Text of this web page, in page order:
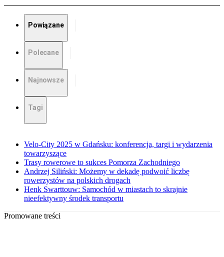
Powiązane
Polecane
Najnowsze
Tagi
Velo-City 2025 w Gdańsku: konferencja, targi i wydarzenia
towarzyszące
Trasy rowerowe to sukces Pomorza Zachodniego
Andrzej Siliński: Możemy w dekadę podwoić liczbę
rowerzystów na polskich drogach
Henk Swarttouw: Samochód w miastach to skrajnie
nieefektywny środek transportu
Promowane treści